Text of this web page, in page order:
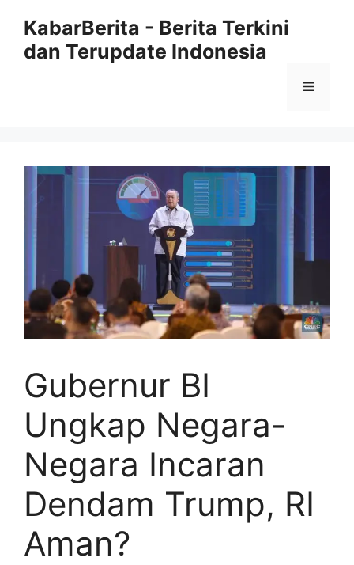
KabarBerita - Berita Terkini
dan Terupdate Indonesia
Menu
Gubernur BI
Ungkap Negara-
Negara Incaran
Dendam Trump, RI
Aman?